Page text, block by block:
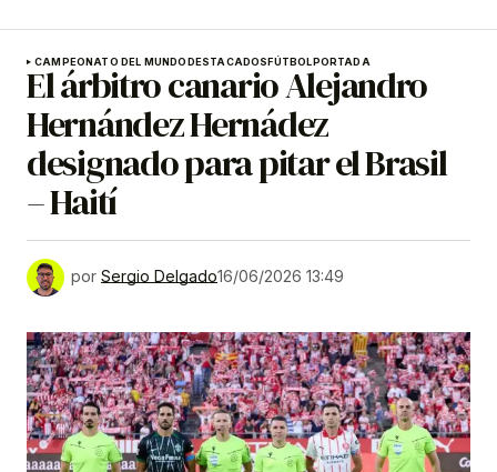
CAMPEONATO DEL MUNDODESTACADOSFÚTBOLPORTADA
El árbitro canario Alejandro
Hernández Hernádez
designado para pitar el Brasil
– Haití
por Sergio Delgado16/06/2026 13:49